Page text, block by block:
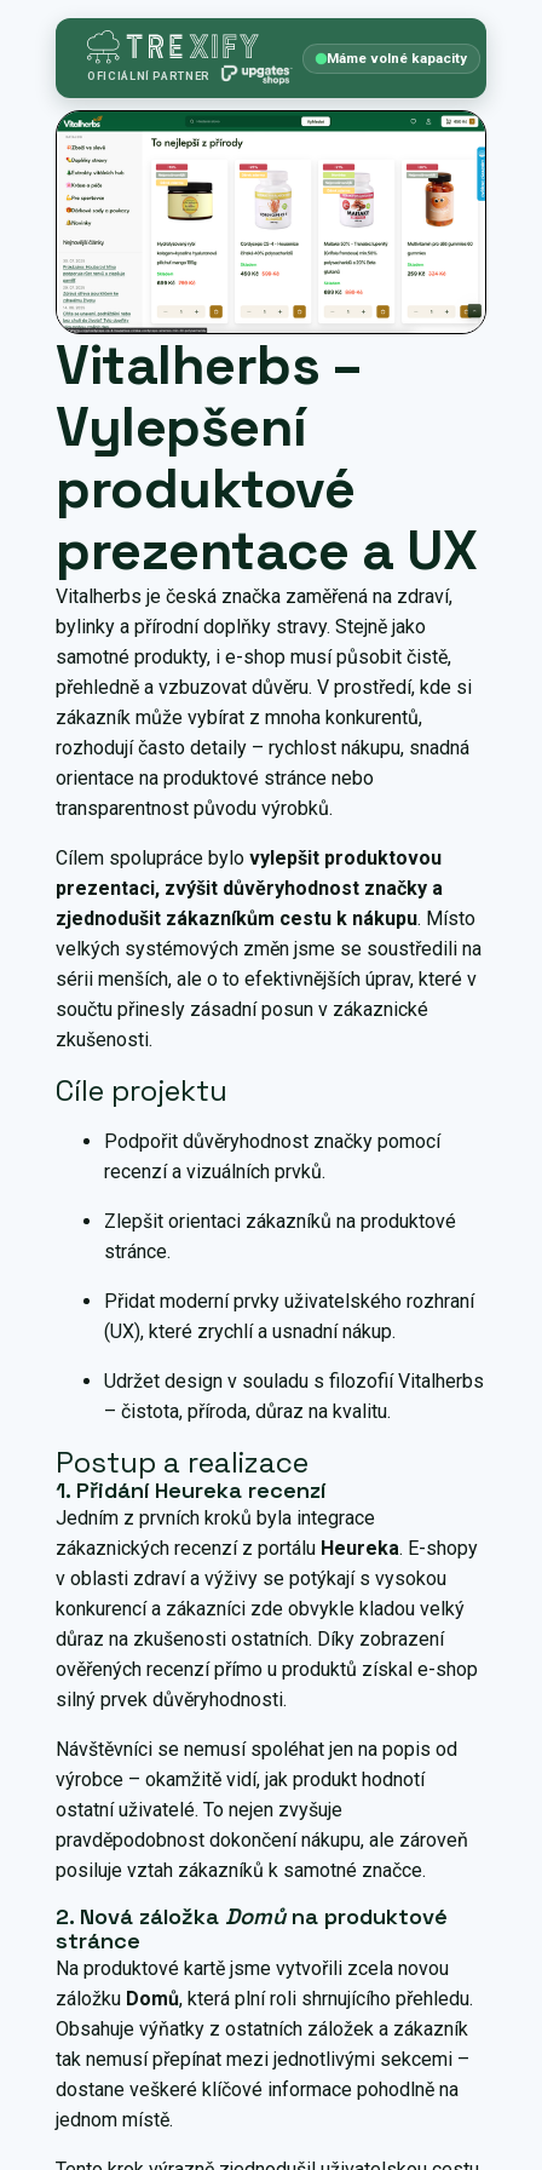
OFICIÁLNÍ PARTNER
Máme volné kapacity
Vitalherbs –
Vylepšení
produktové
prezentace a UX
Vitalherbs je česká značka zaměřená na zdraví,
bylinky a přírodní doplňky stravy. Stejně jako
samotné produkty, i e-shop musí působit čistě,
přehledně a vzbuzovat důvěru. V prostředí, kde si
zákazník může vybírat z mnoha konkurentů,
rozhodují často detaily – rychlost nákupu, snadná
orientace na produktové stránce nebo
transparentnost původu výrobků.
Cílem spolupráce bylo vylepšit produktovou
prezentaci, zvýšit důvěryhodnost značky a
zjednodušit zákazníkům cestu k nákupu. Místo
velkých systémových změn jsme se soustředili na
sérii menších, ale o to efektivnějších úprav, které v
součtu přinesly zásadní posun v zákaznické
zkušenosti.
Cíle projektu
Podpořit důvěryhodnost značky pomocí
recenzí a vizuálních prvků.
Zlepšit orientaci zákazníků na produktové
stránce.
Přidat moderní prvky uživatelského rozhraní
(UX), které zrychlí a usnadní nákup.
Udržet design v souladu s filozofií Vitalherbs
– čistota, příroda, důraz na kvalitu.
Postup a realizace
1. Přidání Heureka recenzí
Jedním z prvních kroků byla integrace
zákaznických recenzí z portálu Heureka. E-shopy
v oblasti zdraví a výživy se potýkají s vysokou
konkurencí a zákazníci zde obvykle kladou velký
důraz na zkušenosti ostatních. Díky zobrazení
ověřených recenzí přímo u produktů získal e-shop
silný prvek důvěryhodnosti.
Návštěvníci se nemusí spoléhat jen na popis od
výrobce – okamžitě vidí, jak produkt hodnotí
ostatní uživatelé. To nejen zvyšuje
pravděpodobnost dokončení nákupu, ale zároveň
posiluje vztah zákazníků k samotné značce.
2. Nová záložka Domůna produktové
stránce
Na produktové kartě jsme vytvořili zcela novou
záložku Domů, která plní roli shrnujícího přehledu.
Obsahuje výňatky z ostatních záložek a zákazník
tak nemusí přepínat mezi jednotlivými sekcemi –
dostane veškeré klíčové informace pohodlně na
jednom místě.